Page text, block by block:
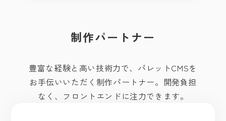
制作パートナー
豊富な経験と高い技術力で、パレットCMSを
お手伝いいただく制作パートナー。開発負担
なく、フロントエンドに注力できます。